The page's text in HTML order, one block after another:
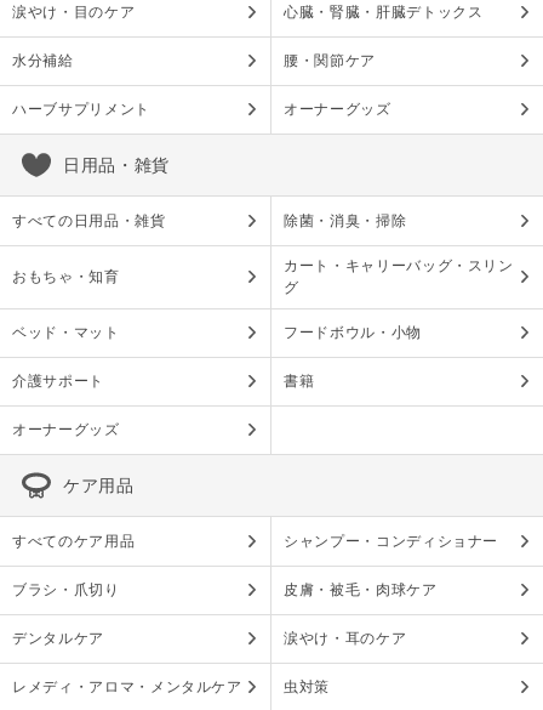
涙やけ・目のケア 心臓・腎臓・肝臓デトックス
水分補給 腰・関節ケア
ハーブサプリメント オーナーグッズ
日用品・雑貨
すべての日用品・雑貨 除菌・消臭・掃除
おもちゃ・知育
カート・キャリーバッグ・スリン
グ
ベッド・マット フードボウル・小物
介護サポート 書籍
オーナーグッズ
ケア用品
すべてのケア用品 シャンプー・コンディショナー
ブラシ・爪切り 皮膚・被毛・肉球ケア
デンタルケア 涙やけ・耳のケア
レメディ・アロマ・メンタルケア 虫対策